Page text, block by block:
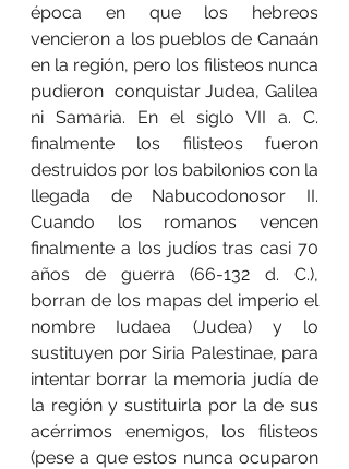
época en que los hebreos
vencieron a los pueblos de Canaán
en la región, pero los filisteos nunca
pudieron  conquistar Judea, Galilea
ni Samaria. En el siglo VII a. C.
finalmente los filisteos fueron
destruidos por los babilonios con la
llegada de Nabucodonosor II.
Cuando los romanos vencen
finalmente a los judíos tras casi 70
años de guerra (66-132 d. C.),
borran de los mapas del imperio el
nombre Iudaea (Judea) y lo
sustituyen por Siria Palestinae, para
intentar borrar la memoria judía de
la región y sustituirla por la de sus
acérrimos enemigos, los filisteos
(pese a que estos nunca ocuparon